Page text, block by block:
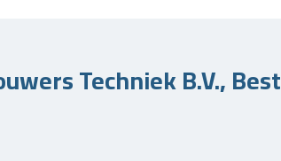
Techniek B.V., Best